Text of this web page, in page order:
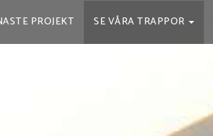
PROJEKT SE VÅRA TRAPPOR